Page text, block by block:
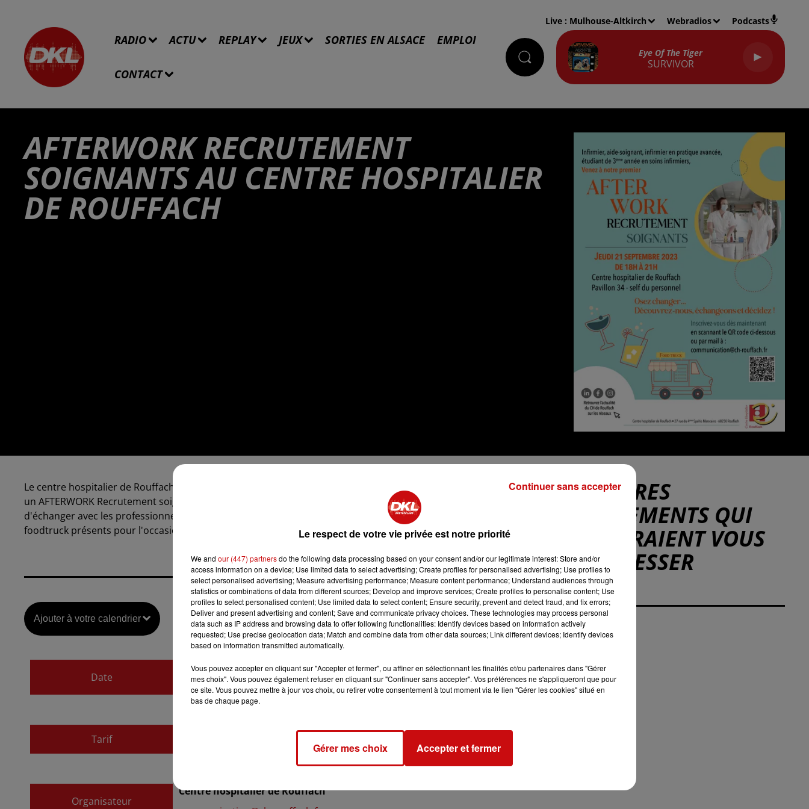
RADIO ACTU REPLAY JEUX SORTIES EN ALSACE EMPLOI
CONTACT
Live : Mulhouse-Altkirch Webradios Podcasts
Eye Of The Tiger
SURVIVOR
AFTERWORK RECRUTEMENT
SOIGNANTS AU CENTRE HOSPITALIER
DE ROUFFACH
Le centre hospitalier de Rouffach, établissement public de santé mentale, organise jeudi 21 septembre sur son site,
un AFTERWORK Recrutement soignants de 18H à 21h. C'est dans une ambiance conviviale qu'il sera possible
d'échanger avec les professionnels de santé de l'hôpital autour d'un verre et de profiter des mets proposés par un
foodtruck présents pour l'occasion.
Ajouter à votre calendrier
Date
du21 septembre 2023 à 18h00
au21 septembre 2023 à 21h00
Tarif
Organisateur
Centre hospitalier de Rouffach
D'AUTRES
ÉVÉNEMENTS QUI
POURRAIENT VOUS
INTÉRESSER
Le respect de votre vie privée est notre priorité
We and our (447) partnersdo the following data processing based on your consent and/or our legitimate interest: Store and/or
access information on a device; Use limited data to select advertising; Create profiles for personalised advertising; Use profiles to
select personalised advertising; Measure advertising performance; Measure content performance; Understand audiences through
statistics or combinations of data from different sources; Develop and improve services; Create profiles to personalise content; Use
profiles to select personalised content; Use limited data to select content; Ensure security, prevent and detect fraud, and fix errors;
Deliver and present advertising and content; Save and communicate privacy choices. These technologies may process personal
data such as IP address and browsing data to offer following functionalities: Identify devices based on information actively
requested; Use precise geolocation data; Match and combine data from other data sources; Link different devices; Identify devices
based on information transmitted automatically.
Vous pouvez accepter en cliquant sur "Accepter et fermer", ou affiner en sélectionnant les finalités et/ou partenaires dans "Gérer
mes choix". Vous pouvez également refuser en cliquant sur "Continuer sans accepter". Vos préférences ne s'appliqueront que pour
ce site. Vous pouvez mettre à jour vos choix, ou retirer votre consentement à tout moment via le lien "Gérer les cookies" situé en
bas de chaque page.
Gérer mes choix Accepter et fermer
Continuer sans accepter